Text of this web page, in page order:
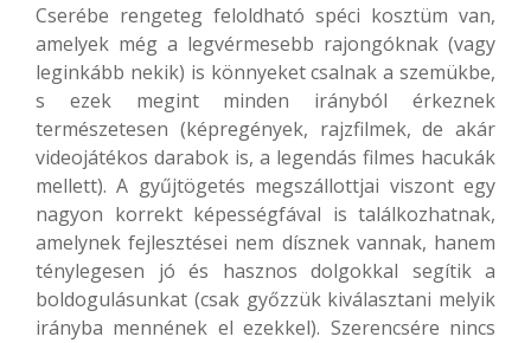
Cserébe rengeteg feloldható spéci kosztüm van,
amelyek még a legvérmesebb rajongóknak (vagy
leginkább nekik) is könnyeket csalnak a szemükbe,
s ezek megint minden irányból érkeznek
természetesen (képregények, rajzfilmek, de akár
videojátékos darabok is, a legendás filmes hacukák
mellett). A gyűjtögetés megszállottjai viszont egy
nagyon korrekt képességfával is találkozhatnak,
amelynek fejlesztései nem dísznek vannak, hanem
ténylegesen jó és hasznos dolgokkal segítik a
boldogulásunkat (csak győzzük kiválasztani melyik
irányba mennének el ezekkel). Szerencsére nincs